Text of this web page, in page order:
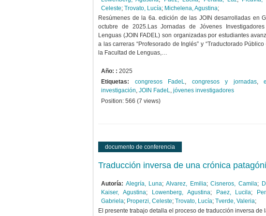
Celeste; Trovato, Lucía; Michelena, Agustina;
Resúmenes de la 6a. edición de las JOIN desarrolladas en
octubre de 2025.Las Jornadas de Jóvenes
Lenguas (JOIN FADEL) son organizadas por estudiantes
a las carreras “Profesorado de Inglés” y “Traductorado
la Facultad de Lenguas,…
Año: : 2025
Etiquetas:
congresos FadeL, congresos y jornadas,
investigación, JOIN FadeL, jóvenes investigadores
Position: 566 (7 views)
documento de conferencia
Traducción inversa de una crónica
Autoría: Alegría, Luna;Alvarez, Emilia;Cisneros, Camila;
Kaiser, Agustina; Lowenberg, Agustina; Paez, Lucila;
Gabriela; Properzi, Celeste; Trovato, Lucía; Tverde, Valeria;
El presente trabajo detalla el proceso de traducción inversa de